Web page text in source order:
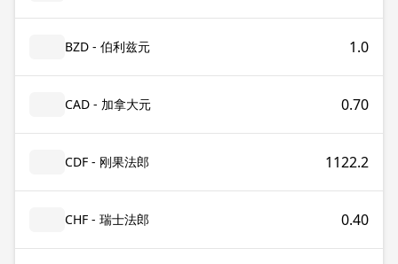
BZD - 伯利兹元 1.0
CAD - 加拿大元 0.70
CDF - 刚果法郎 1122.2
CHF - 瑞士法郎 0.40